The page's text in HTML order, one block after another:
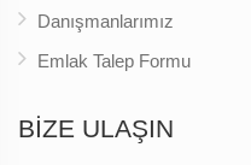
Danışmanlarımız
Emlak Talep Formu
BİZE ULAŞIN